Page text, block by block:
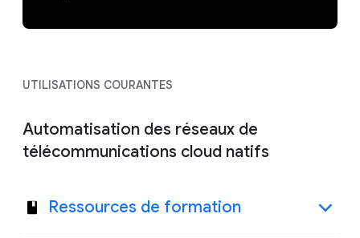
UTILISATIONS COURANTES
Automatisation des réseaux de
télécommunications cloud natifs
Ressources de formation